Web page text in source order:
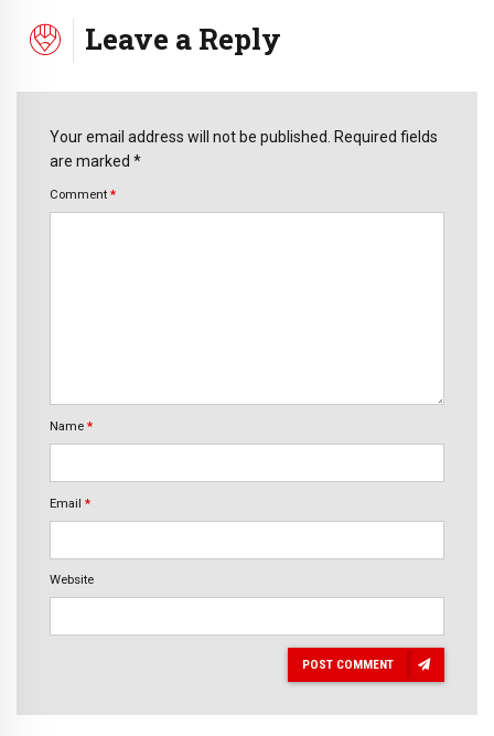
Leave a Reply
Your email address will not be published. Required fields
are marked *
Comment *
Name *
Email *
Website
POST COMMENT